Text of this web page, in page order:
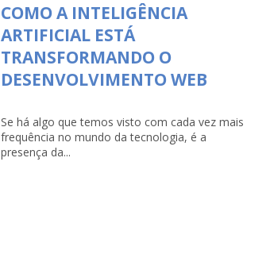
COMO A INTELIGÊNCIA
ARTIFICIAL ESTÁ
TRANSFORMANDO O
DESENVOLVIMENTO WEB
Se há algo que temos visto com cada vez mais
frequência no mundo da tecnologia, é a
presença da...